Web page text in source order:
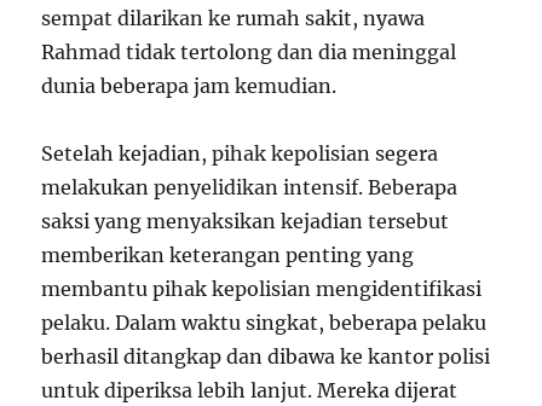
sempat dilarikan ke rumah sakit, nyawa
Rahmad tidak tertolong dan dia meninggal
dunia beberapa jam kemudian.
Setelah kejadian, pihak kepolisian segera
melakukan penyelidikan intensif. Beberapa
saksi yang menyaksikan kejadian tersebut
memberikan keterangan penting yang
membantu pihak kepolisian mengidentifikasi
pelaku. Dalam waktu singkat, beberapa pelaku
berhasil ditangkap dan dibawa ke kantor polisi
untuk diperiksa lebih lanjut. Mereka dijerat